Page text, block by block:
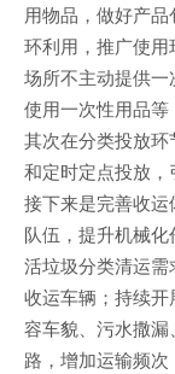
用物品，做好产
环利用，推广使
场所不主动提供
使用一次性用品等
其次在分类投放
和定时定点投放，
接下来是完善收
队伍，提升机械
活垃圾分类清运
收运车辆；持续
容车貌、污水撒
路，增加运输频次